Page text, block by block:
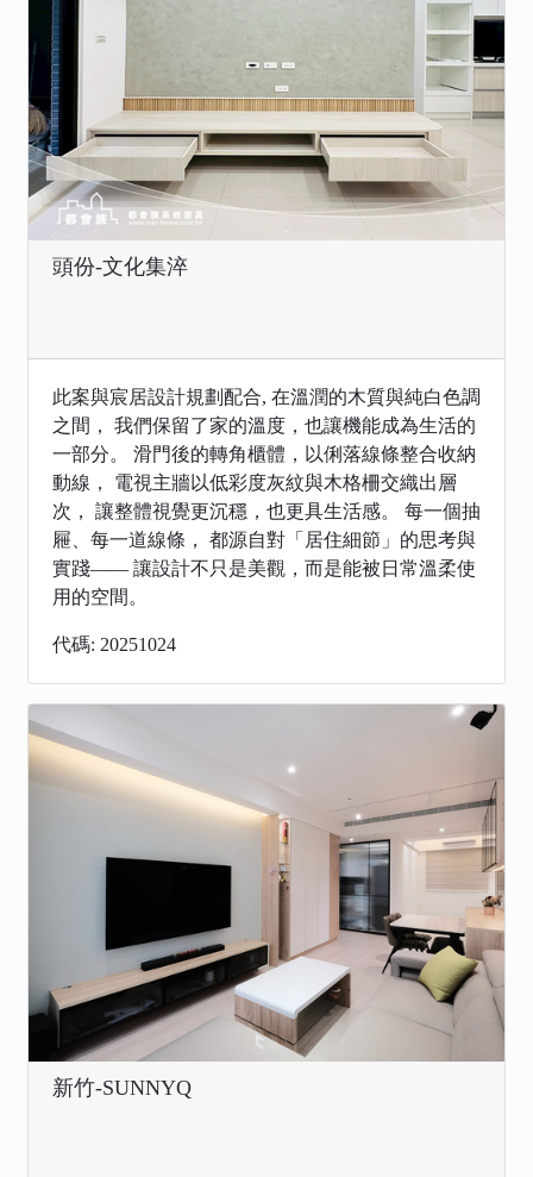
頭份-文化集淬
此案與宸居設計規劃配合, 在溫潤的木質與純白色調
之間， 我們保留了家的溫度，也讓機能成為生活的
一部分。 滑門後的轉角櫃體，以俐落線條整合收納
動線， 電視主牆以低彩度灰紋與木格柵交織出層
次， 讓整體視覺更沉穩，也更具生活感。 每一個抽
屜、每一道線條， 都源自對「居住細節」的思考與
實踐—— 讓設計不只是美觀，而是能被日常溫柔使
用的空間。
代碼: 20251024
新竹-SUNNYQ